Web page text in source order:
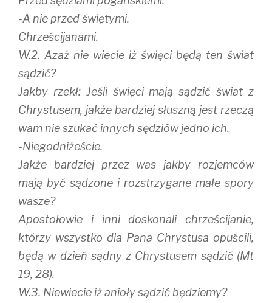
-A nie przed świętymi.
Chrześcijanami.
W.2. Azaż nie wiecie iż święci będą ten świat
sądzić?
Jakby rzekł: Jeśli święci mają sądzić świat z
Chrystusem, jakże bardziej słuszną jest rzeczą
wam nie szukać innych sędziów jedno ich.
-Niegodniżeście.
Jakże bardziej przez was jakby rozjemców
mają być sądzone i rozstrzygane małe spory
wasze?
Apostołowie i inni doskonali chrześcijanie,
którzy wszystko dla Pana Chrystusa opuścili,
będą w dzień sądny z Chrystusem sądzić (Mt
19, 28).
W.3. Niewiecie iż anioły sądzić będziemy?